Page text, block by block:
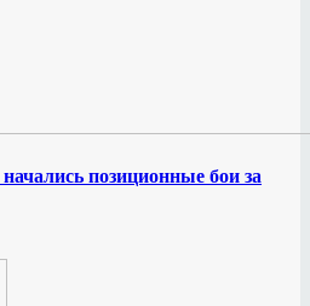
позиционные бои за